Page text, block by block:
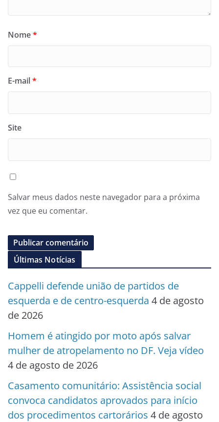
Nome*
E-mail*
Site
Salvar meus dados neste navegador para a próxima
vez que eu comentar.
Últimas Notícias
Cappelli defende união de partidos de
esquerda e de centro-esquerda 4 de agosto
de 2026
Homem é atingido por moto após salvar
mulher de atropelamento no DF. Veja vídeo
4 de agosto de 2026
Casamento comunitário: Assistência social
convoca candidatos aprovados para início
dos procedimentos cartorários 4 de agosto